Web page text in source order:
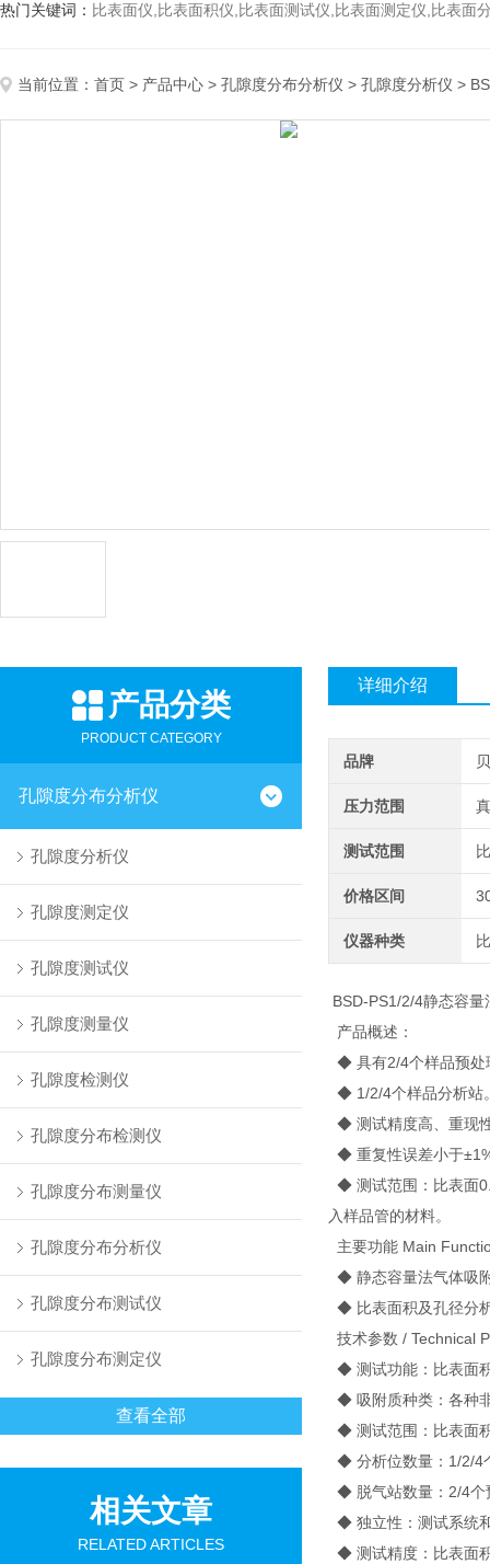
热门关键词： 比表面仪,比表面积仪,比表面测试仪,比表面测定仪,比表面分析仪,比表
当前位置： 首页 > 产品中心 > 孔隙度分布分析仪 > 孔隙度分析仪 >
产品分类
PRODUCT CATEGORY
孔隙度分布分析仪
孔隙度分析仪
孔隙度测定仪
孔隙度测试仪
孔隙度测量仪
孔隙度检测仪
孔隙度分布检测仪
孔隙度分布测量仪
孔隙度分布分析仪
孔隙度分布测试仪
孔隙度分布测定仪
查看全部
相关文章
RELATED ARTICLES
详细介绍
品牌
压力范围
测试范围
价格区间
仪器种类
BSD-PS1/2/4静态容
产品概述：
◆ 具有2/4个样品预处
◆ 1/2/4个样品分析站
◆ 测试精度高、重现
◆ 重复性误差小于
◆ 测试范围：比表面
入样品管的材料。
主要功能 Main
◆ 静态容量法气体吸
◆ 比表面积及孔径分
技术参数 / Technical
◆ 测试功能：比表面
◆ 吸附质种类：各种
◆ 测试范围：比表面
◆ 分析位数量：1/2/4
◆ 脱气站数量：2/4个
◆ 独立性：测试系统
◆ 测试精度：比表面